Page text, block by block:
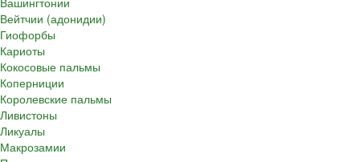
Вейтчии (адонидии)
Гиофорбы
Кариоты
Кокосовые пальмы
Коперниции
Королевские пальмы
Ливистоны
Ликуалы
Макрозамии